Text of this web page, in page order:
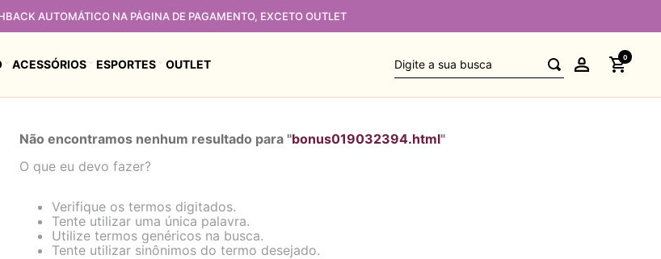
AUTOMÁTICO NA PÁGINA DE PAGAMENTO, EXCETO OUTLET
ACESSÓRIOS ESPORTES OUTLET Digite a sua busca 0
Não encontramos nenhum resultado para "bonus019032394.html"
O que eu devo fazer?
Verifique os termos digitados.
Tente utilizar uma única palavra.
Utilize termos genéricos na busca.
Tente utilizar sinônimos do termo desejado.